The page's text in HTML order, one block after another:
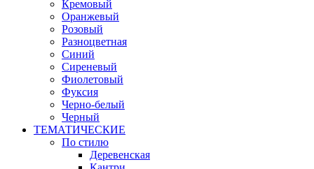
Кремовый
Оранжевый
Розовый
Разноцветная
Синий
Сиреневый
Фиолетовый
Фуксия
Черно-белый
Черный
ТЕМАТИЧЕСКИЕ
По стилю
Деревенская